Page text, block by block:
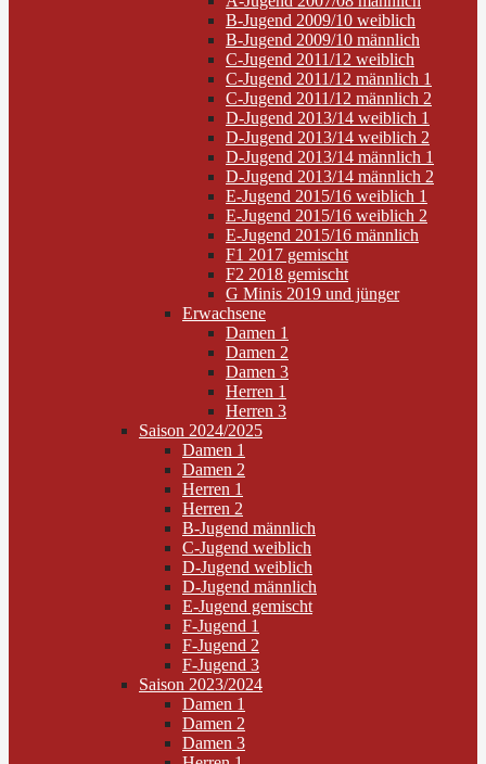
B-Jugend 2009/10 weiblich
B-Jugend 2009/10 männlich
C-Jugend 2011/12 weiblich
C-Jugend 2011/12 männlich 1
C-Jugend 2011/12 männlich 2
D-Jugend 2013/14 weiblich 1
D-Jugend 2013/14 weiblich 2
D-Jugend 2013/14 männlich 1
D-Jugend 2013/14 männlich 2
E-Jugend 2015/16 weiblich 1
E-Jugend 2015/16 weiblich 2
E-Jugend 2015/16 männlich
F1 2017 gemischt
F2 2018 gemischt
G Minis 2019 und jünger
Erwachsene
Damen 1
Damen 2
Damen 3
Herren 1
Herren 3
Saison 2024/2025
Damen 1
Damen 2
Herren 1
Herren 2
B-Jugend männlich
C-Jugend weiblich
D-Jugend weiblich
D-Jugend männlich
E-Jugend gemischt
F-Jugend 1
F-Jugend 2
F-Jugend 3
Saison 2023/2024
Damen 1
Damen 2
Damen 3